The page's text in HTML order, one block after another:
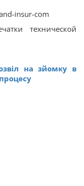
технической
на зйомку в